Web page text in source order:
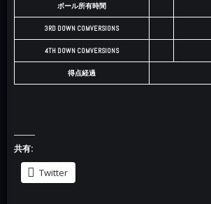
ボール所有時間
3RD DOWN COMVERSIONS
4TH DOWN COMVERSIONS
得点経過
共有:
Twitter